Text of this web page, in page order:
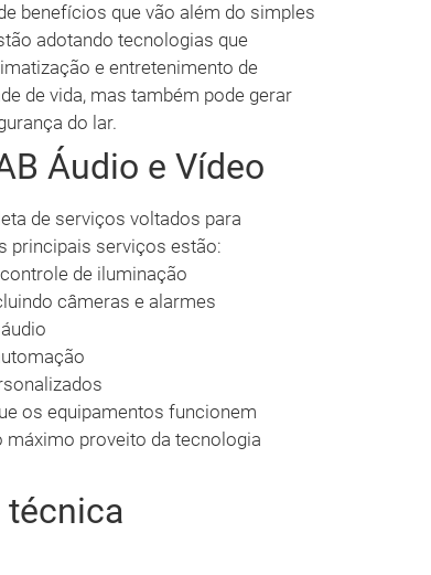
benefícios que vão além do simples
adotando tecnologias que
e entretenimento de
de vida, mas também pode gerar
do lar.
Áudio e Vídeo
de serviços voltados para
principais serviços estão:
de iluminação
câmeras e alarmes
os equipamentos funcionem
proveito da tecnologia
técnica